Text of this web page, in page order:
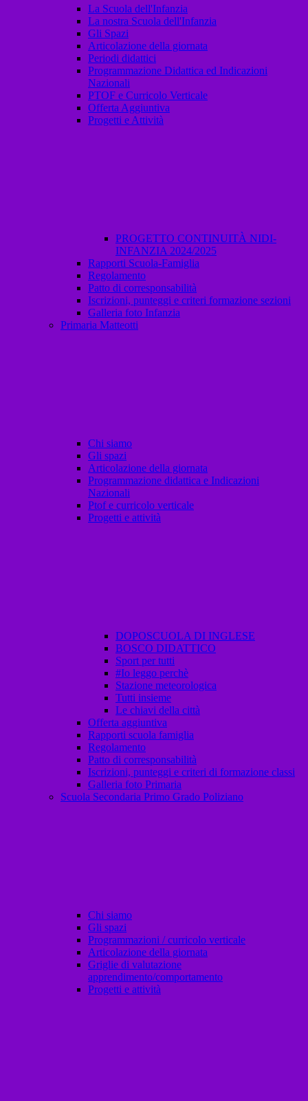
La Scuola dell'Infanzia
La nostra Scuola dell'Infanzia
Gli Spazi
Articolazione della giornata
Periodi didattici
Programmazione Didattica ed Indicazioni
Nazionali
PTOF e Curricolo Verticale
Offerta Aggiuntiva
Progetti e Attività
PROGETTO CONTINUITÀ NIDI-
INFANZIA 2024/2025
Rapporti Scuola-Famiglia
Regolamento
Patto di corresponsabilità
Iscrizioni, punteggi e criteri formazione sezioni
Galleria foto Infanzia
Primaria Matteotti
Chi siamo
Gli spazi
Articolazione della giornata
Programmazione didattica e Indicazioni
Nazionali
Ptof e curricolo verticale
Progetti e attività
DOPOSCUOLA DI INGLESE
BOSCO DIDATTICO
Sport per tutti
#Io leggo perchè
Stazione meteorologica
Tutti insieme
Le chiavi della città
Offerta aggiuntiva
Rapporti scuola famiglia
Regolamento
Patto di corresponsabilità
Iscrizioni, punteggi e criteri di formazione classi
Galleria foto Primaria
Scuola Secondaria Primo Grado Poliziano
Chi siamo
Gli spazi
Programmazioni / curricolo verticale
Articolazione della giornata
Griglie di valutazione
apprendimento/comportamento
Progetti e attività